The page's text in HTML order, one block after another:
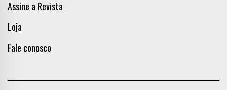
Assine a Revista
Loja
Fale conosco